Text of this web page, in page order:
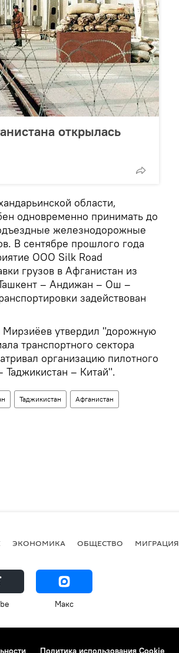
открылась
области,
одновременно принимать до
железнодорожные
В сентябре прошлого года
ООО Silk Road
грузов в Афганистан из
– Андижан – Ош –
задействован
Мирзиёев утвердил "дорожную
транспортного сектора
организацию пилотного
Таджикистан – Китай".
Таджикистан Афганистан
ЭКОНОМИКА ОБЩЕСТВО МИГРАЦИЯ
Макс
Политика использования Cookie